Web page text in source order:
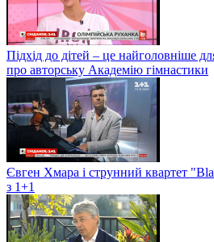
Підхід до дітей – це найголовніше
про авторську Академію гімнастики
Євген Хмара і струнний квартет
з 1+1